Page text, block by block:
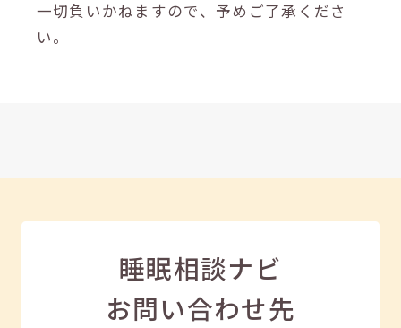
一切負いかねますので、予めご了承くださ
い。
睡眠相談ナビ
お問い合わせ先